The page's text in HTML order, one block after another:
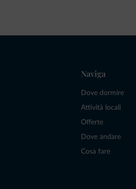
Naviga
Dove dormire
Attività locali
Offerte
Dove andare
Cosa fare